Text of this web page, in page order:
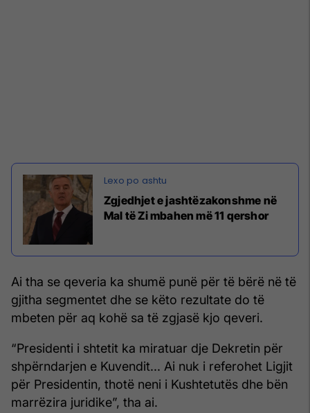
Zgjedhjet e jashtëzakonshme në
Mal të Zi mbahen më 11 qershor
Ai tha se qeveria ka shumë punë për të bërë në të
gjitha segmentet dhe se këto rezultate do të
mbeten për aq kohë sa të zgjasë kjo qeveri.
“Presidenti i shtetit ka miratuar dje Dekretin për
shpërndarjen e Kuvendit... Ai nuk i referohet Ligjit
për Presidentin, thotë neni i Kushtetutës dhe bën
marrëzira juridike”, tha ai.